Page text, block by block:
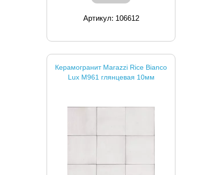
Артикул: 106612
Керамогранит Marazzi Rice Bianco
Lux M961 глянцевая 10мм